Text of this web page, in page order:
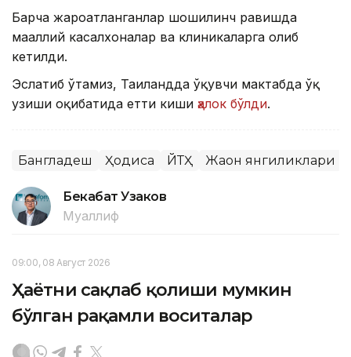
Барча жароҳатланганлар шошилинч равишда
маҳаллий касалхоналар ва клиникаларга олиб
кетилди.
Эслатиб ўтамиз, Таиландда ўқувчи мактабда ўқ
узиши оқибатида етти киши ҳалок бўлди.
Бангладеш Ҳодиса ЙТҲ Жаҳон янгиликлари
Бекабат Узаков
Муаллиф
09:00, 08 Август 2026
Ҳаётни сақлаб қолиши мумкин
бўлган рақамли воситалар